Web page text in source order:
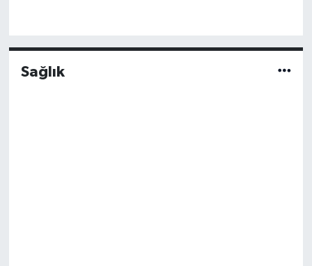
Sağlık